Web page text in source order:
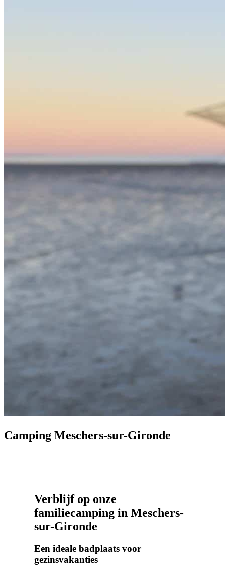
Camping Meschers-sur-Gironde
Verblijf op onze
familiecamping in Meschers-
sur-Gironde
Een ideale badplaats voor
gezinsvakanties